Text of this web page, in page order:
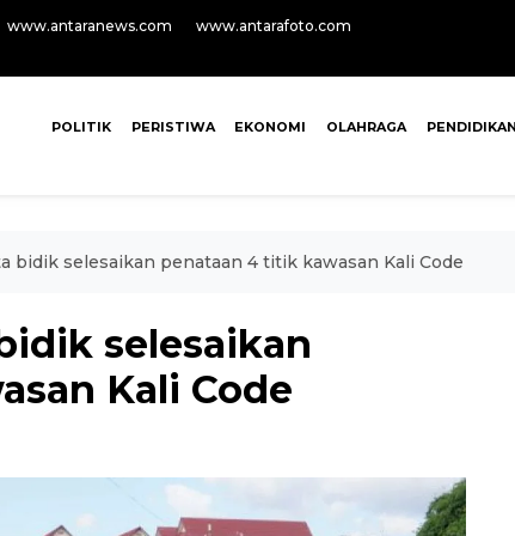
www.antaranews.com
www.antarafoto.com
POLITIK PERISTIWA EKONOMI OLAHRAGA PENDIDIKAN
bidik selesaikan penataan 4 titik kawasan Kali Code
selesaikan
Kali Code